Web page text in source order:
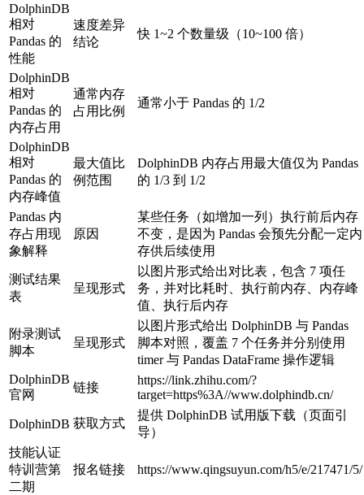
DolphinDB
相对
Pandas 的
性能
速度差异
结论
快 1~2 个数量级（10~100 倍）
DolphinDB
相对
Pandas 的
内存占用
通常内存
占用比例
通常小于 Pandas 的 1/2
DolphinDB
相对
Pandas 的
内存峰值
最大值比
例范围
DolphinDB 内存占用最大值仅为 Pandas
的 1/3 到 1/2
Pandas 内
存占用现
象解释
原因
某些任务（如增加一列）执行前后内存
不变，是因为 Pandas 会预先分配一定内
存供后续使用
测试结果
表
呈现形式
以图片形式给出对比表，包含 7 项任
务，并对比耗时、执行前内存、内存峰
值、执行后内存
附录测试
脚本
呈现形式
以图片形式给出 DolphinDB 与 Pandas
脚本对照，覆盖 7 个任务并分别使用
timer 与 Pandas DataFrame 操作逻辑
DolphinDB
官网
链接
https://link.zhihu.com/?
target=https%3A//www.dolphindb.cn/
DolphinDB 获取方式
提供 DolphinDB 试用版下载（页面引
导）
技能认证
特训营第
二期
报名链接 https://www.qingsuyun.com/h5/e/217471/5/